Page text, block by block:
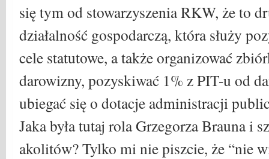
się tym od stowarzyszenia RKW, że to
działalność gospodarczą, która służy
cele statutowe, a także organizować
darowizny, pozyskiwać 1% z PIT-u od
ubiegać się o dotacje administracji
Jaka była tutaj rola Grzegorza Brauna i
akolitów? Tylko mi nie piszcie, że “nie